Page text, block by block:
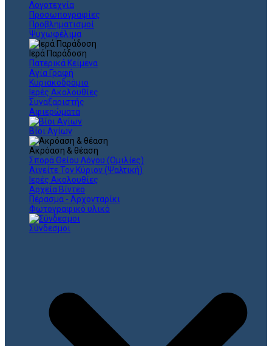
Λογοτεχνία
Προσωπογραφίες
Προβληματισμοί
Ψυχωφέλιμα
Ιερά Παράδοση
Πατερικά Κείμενα
Αγία Γραφή
Κυριακοδρόμιο
Ιερές Ακολουθίες
Συναξαριστής
Αφιερώματα
Βίοι Αγίων
Ακρόαση & θέαση
Σπορά Θείου Λόγου (Ομιλίες)
Αινείτε Τον Κύριον (Ψαλτική)
Ιερές Ακολουθίες
Αρχεία Βίντεο
Πέρασμα - Αρχονταρίκι
Φωτογραφικό υλικό
Σύνδεσμοι